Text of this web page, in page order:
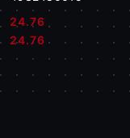
Cena:
24.76
Cena:
24.76